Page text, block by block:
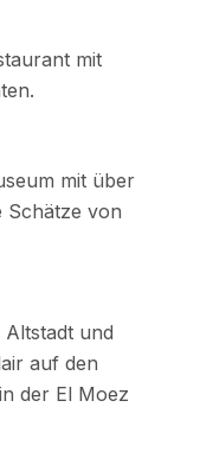
mit
mit über
Schätze von
und
auf den
der El Moez